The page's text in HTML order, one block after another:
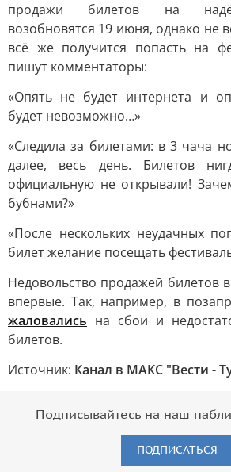
продажи билетов на
возобновятся 19 июня, однако не
всё же получится попасть на
пишут комментаторы:
«Опять не будет интернета и
будет невозможно…»
«Следила за билетами: в 3 чача
далее, весь день. Билетов
официальную не открывали!
бубнами?»
«После нескольких неудачных
билет желание посещать
Недовольство продажей билетов
впервые. Так, например, в
жаловались на сбои и
билетов.
Источник: Канал в МАКС "Вести -
Подписывайтесь на наш
ПОДПИСАТЬСЯ